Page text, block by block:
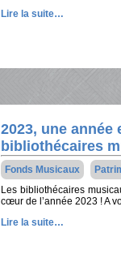
Lire la suite…
2023, une
bibliothécaires
Fonds Musicaux
Les bibliothécaires
cœur de l’année 2023 ! A
Lire la suite…